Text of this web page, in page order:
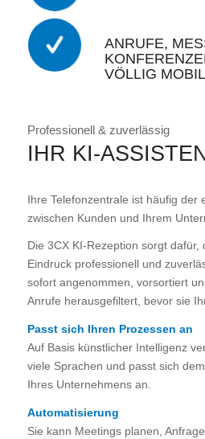
ANRUFE,
VÖLLIG MOBIL
Professionell & zuverlässig
IHR KI-
Ihre Telefonzentrale ist häufig der
zwischen Kunden und Ihrem
Die 3CX KI-Rezeption sorgt dafür,
Eindruck professionell und
sofort angenommen, vorsortiert
Anrufe herausgefiltert, bevor sie
Passt sich Ihren Prozessen an
Auf Basis künstlicher Intelligenz
viele Sprachen und passt sich
Ihres Unternehmens an.
Automatisierung
Sie kann Meetings planen,